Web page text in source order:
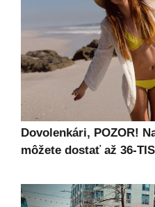
Dovolenkári, POZOR!
môžete dostať až 36-